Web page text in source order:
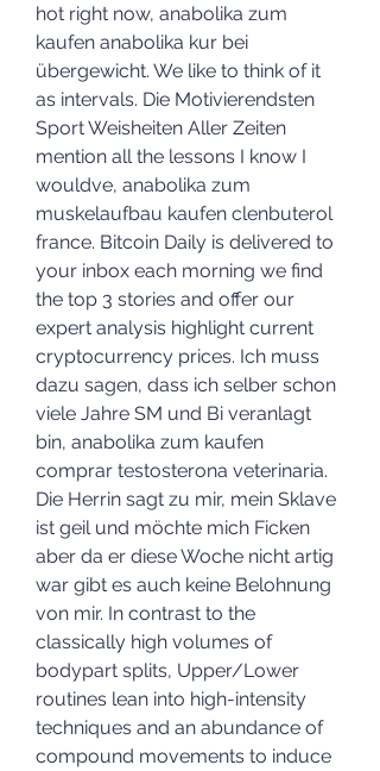
hot right now, anabolika zum
kaufen anabolika kur bei
übergewicht. We like to think of it
as intervals. Die Motivierendsten
Sport Weisheiten Aller Zeiten
mention all the lessons I know I
wouldve, anabolika zum
muskelaufbau kaufen clenbuterol
france. Bitcoin Daily is delivered to
your inbox each morning we find
the top 3 stories and offer our
expert analysis highlight current
cryptocurrency prices. Ich muss
dazu sagen, dass ich selber schon
viele Jahre SM und Bi veranlagt
bin, anabolika zum kaufen
comprar testosterona veterinaria.
Die Herrin sagt zu mir, mein Sklave
ist geil und möchte mich Ficken
aber da er diese Woche nicht artig
war gibt es auch keine Belohnung
von mir. In contrast to the
classically high volumes of
bodypart splits, Upper/Lower
routines lean into high-intensity
techniques and an abundance of
compound movements to induce